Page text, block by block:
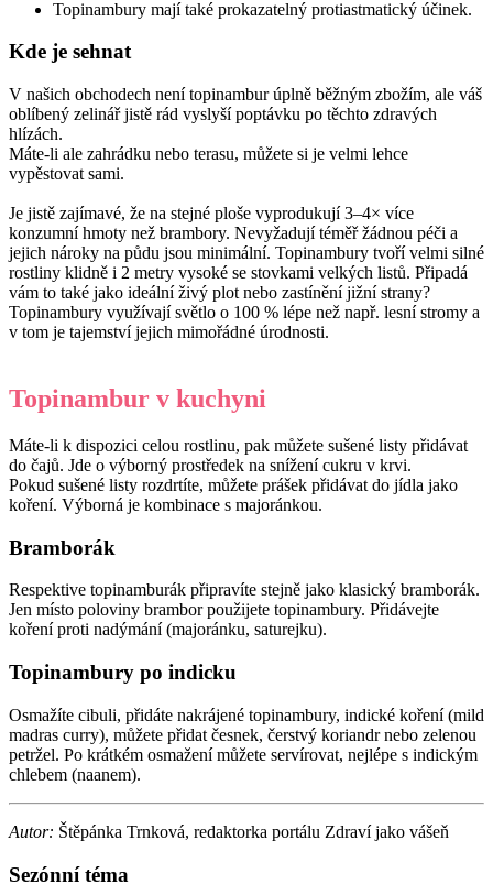
Topinambury mají také prokazatelný protiastmatický účinek.
Kde je sehnat
V našich obchodech není topinambur úplně běžným zbožím, ale váš
oblíbený zelinář jistě rád vyslyší poptávku po těchto zdravých
hlízách.
Máte-li ale zahrádku nebo terasu, můžete si je velmi lehce
vypěstovat sami.
Je jistě zajímavé, že na stejné ploše vyprodukují 3–4× více
konzumní hmoty než brambory. Nevyžadují téměř žádnou péči a
jejich nároky na půdu jsou minimální. Topinambury tvoří velmi silné
rostliny klidně i 2 metry vysoké se stovkami velkých listů. Připadá
vám to také jako ideální živý plot nebo zastínění jižní strany?
Topinambury využívají světlo o 100 % lépe než např. lesní stromy a
v tom je tajemství jejich mimořádné úrodnosti.
Topinambur v kuchyni
Máte-li k dispozici celou rostlinu, pak můžete sušené listy přidávat
do čajů. Jde o výborný prostředek na snížení cukru v krvi.
Pokud sušené listy rozdrtíte, můžete prášek přidávat do jídla jako
koření. Výborná je kombinace s majoránkou.
Bramborák
Respektive topinamburák připravíte stejně jako klasický bramborák.
Jen místo poloviny brambor použijete topinambury. Přidávejte
koření proti nadýmání (majoránku, saturejku).
Topinambury po indicku
Osmažíte cibuli, přidáte nakrájené topinambury, indické koření (mild
madras curry), můžete přidat česnek, čerstvý koriandr nebo zelenou
petržel. Po krátkém osmažení můžete servírovat, nejlépe s indickým
chlebem (naanem).
Autor: Štěpánka Trnková, redaktorka portálu Zdraví jako vášeň
Sezónní téma